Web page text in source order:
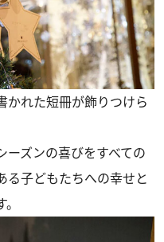
かれた短冊が飾りつけら
ズンの喜びをすべての
る子どもたちへの幸せと